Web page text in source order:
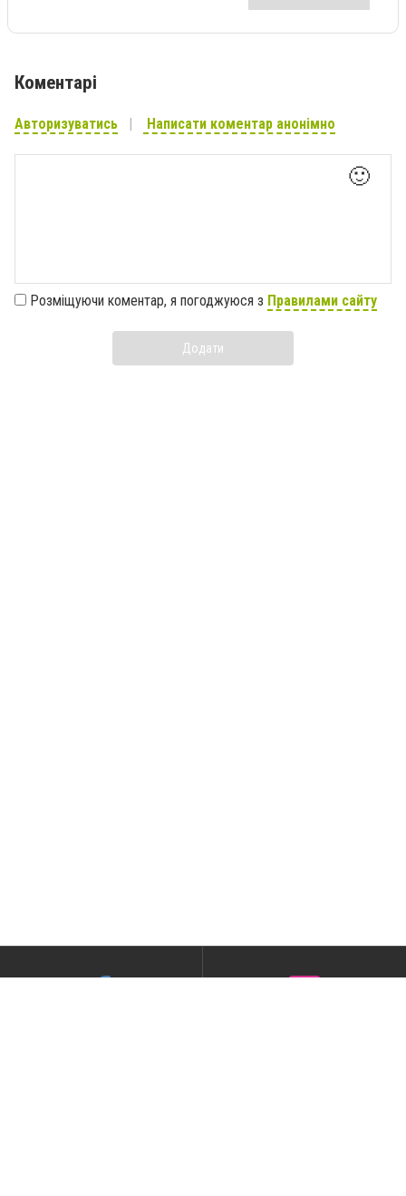
Коментарі
Авторизуватись Написати коментар анонімно
🙂
Розміщуючи коментар, я погоджуюся з Правилами сайту
Додати